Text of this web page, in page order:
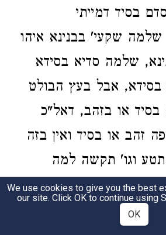
בסיד דמייתי
שקעי' בבנינא איהו
שלמה סדיא בסידא
בסידא, אבל בעץ הבולט
בסיד או בזהב, דאל"כ
זהב או בסיד ואין בזה
וגו' תקשה למה
וכ"ה בתלמודא
, דכל אכסדראות
We use cookies to give you the best
our site. Click OK to continue using
OK